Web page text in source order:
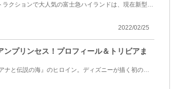
富士急ハイランドの営業時間まとめ！絶叫アトラクションで大人気の富士急ハイランドは、現在新型コロナ...
2022/02/25
ンプリンセス！プロフィール＆トリビアま
モアナは、2016年公開のディズニー映画『モアナと伝説の海』のヒロイン。ディズニーが描く初のポリネシ...